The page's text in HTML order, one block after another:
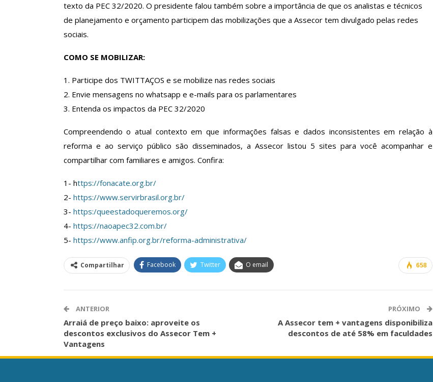
texto da PEC 32/2020. O presidente falou também sobre a importância de que os analistas e técnicos
de planejamento e orçamento participem das mobilizações que a Assecor tem divulgado pelas redes
sociais.
COMO SE MOBILIZAR:
1. Participe dos TWITTAÇOS e se mobilize nas redes sociais
2. Envie mensagens no whatsapp e e-mails para os parlamentares
3. Entenda os impactos da PEC 32/2020
Compreendendo o atual contexto em que informações falsas e dados inconsistentes em relação à
reforma e ao serviço público são disseminados, a Assecor listou 5 sites para você acompanhar e
compartilhar com familiares e amigos. Confira:
1- https://fonacate.org.br/
2- https://www.servirbrasil.org.br/
3- https:/queestadoqueremos.org/
4- https://naoapec32.com.br/
5- https://www.anfip.org.br/reforma-administrativa/
658
Compartilhar Facebook Twitter O email
ANTERIOR
Arraiá de preço baixo: aproveite os
descontos exclusivos do Assecor Tem +
Vantagens
PRÓXIMO
A Assecor tem + vantagens disponibiliza
descontos de até 58% em faculdades
IMPRENSA
O Futuro Da Nossa Carreira Em
IMPRENSA
Mais De Mil Procedimentos
Realizados No Primeiro